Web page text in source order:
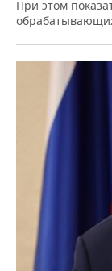
При этом